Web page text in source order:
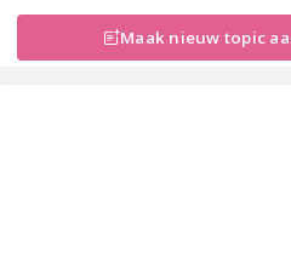
Maak nieuw topic